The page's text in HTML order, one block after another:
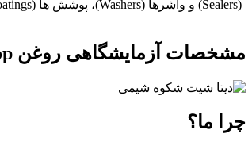
مشخصات آزمایشگاهی روغن dop شرکت شکوه شیمی
چرا ما؟